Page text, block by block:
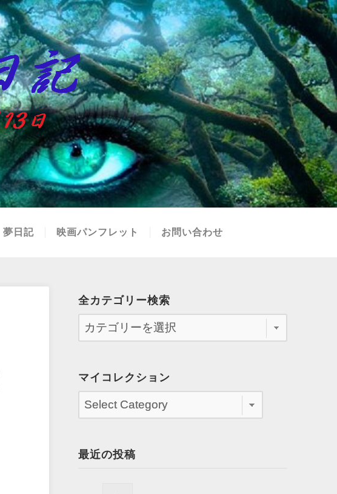
夢日記 映画パンフレット お問い合わせ
全カテゴリー検索
マイコレクション
最近の投稿